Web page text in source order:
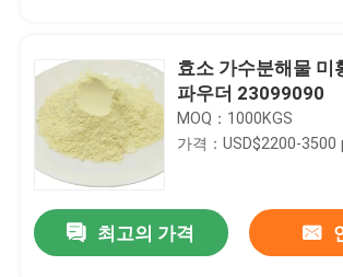
효소 가수분해물 미
파우더 23099090
MOQ：1000KGS
가격：USD$2200-
최고의 가격